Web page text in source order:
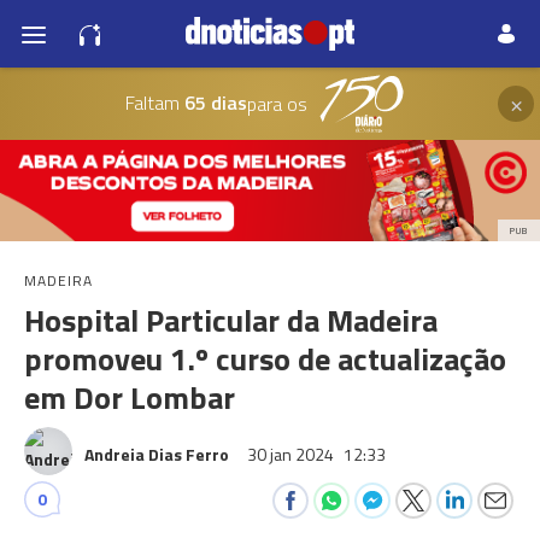
Faltam 65 diaspara os ×
PUB
MADEIRA
Hospital Particular da Madeira
promoveu 1.º curso de actualização
em Dor Lombar
Andreia Dias Ferro 30 jan 2024 12:33
0